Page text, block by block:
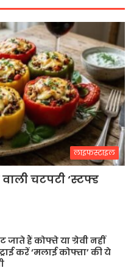
लाइफस्टाइल
चटपटी ‘स्टफ्ड
हैं कोफ्ते या ग्रेवी नहीं
करें ‘मलाई कोफ्ता’ की ये